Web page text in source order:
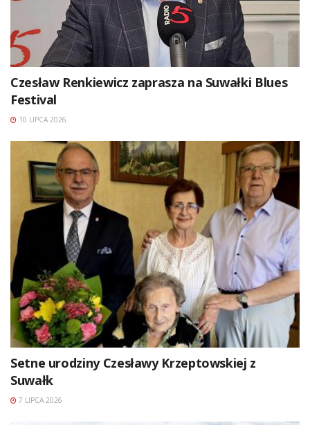
Czesław Renkiewicz zaprasza na Suwałki Blues
Festival
10 LIPCA 2026
Setne urodziny Czesławy Krzeptowskiej z
Suwałk
7 LIPCA 2026